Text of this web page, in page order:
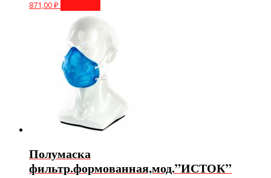
871,00₽
Полумаска
фильтр.формованная,мод.”ИСТОК”